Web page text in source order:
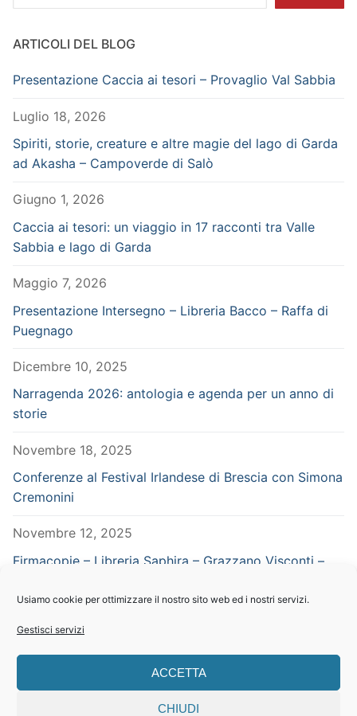
Usiamo cookie per ottimizzare il nostro sito web ed i nostri servizi.
Gestisci servizi
ACCETTA
CHIUDI
ARTICOLI DEL BLOG
Presentazione Caccia ai tesori – Provaglio Val Sabbia
Luglio 18, 2026
Spiriti, storie, creature e altre magie del lago di Garda
ad Akasha – Campoverde di Salò
Giugno 1, 2026
Caccia ai tesori: un viaggio in 17 racconti tra Valle
Sabbia e lago di Garda
Maggio 7, 2026
Presentazione Intersegno – Libreria Bacco – Raffa di
Puegnago
Dicembre 10, 2025
Narragenda 2026: antologia e agenda per un anno di
storie
Novembre 18, 2025
Conferenze al Festival Irlandese di Brescia con Simona
Cremonini
Novembre 12, 2025
Firmacopie – Libreria Saphira – Grazzano Visconti –
CERCA NEL SITO